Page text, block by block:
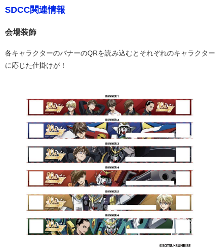
SDCC関連情報
会場装飾
各キャラクターのバナーのQRを読み込むとそれぞれのキャラクター
に応じた仕掛けが！